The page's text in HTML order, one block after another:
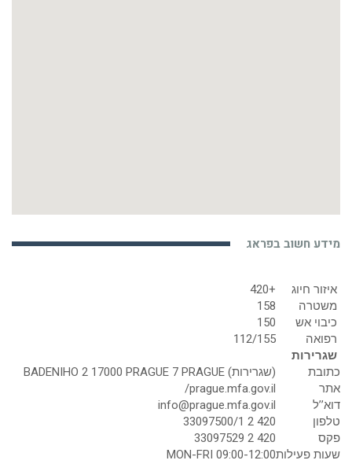
מידע חשוב בפראג
איזור חיוג
+420
משטרה
158
כיבוי אש
150
רפואה
112/155
שגרירות
כתובת
(שגרירות) BADENIHO 2 17000 PRAGUE 7 PRAGUE
אתר
prague.mfa.gov.il/
דוא’’ל
info@prague.mfa.gov.il
טלפון
420 2 33097500/1
פקס
420 2 33097529
שעות פעילותMON-FRI 09:00-12:00